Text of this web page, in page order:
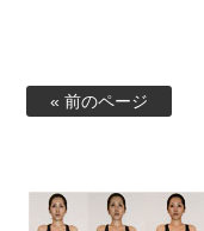
« 前のページ